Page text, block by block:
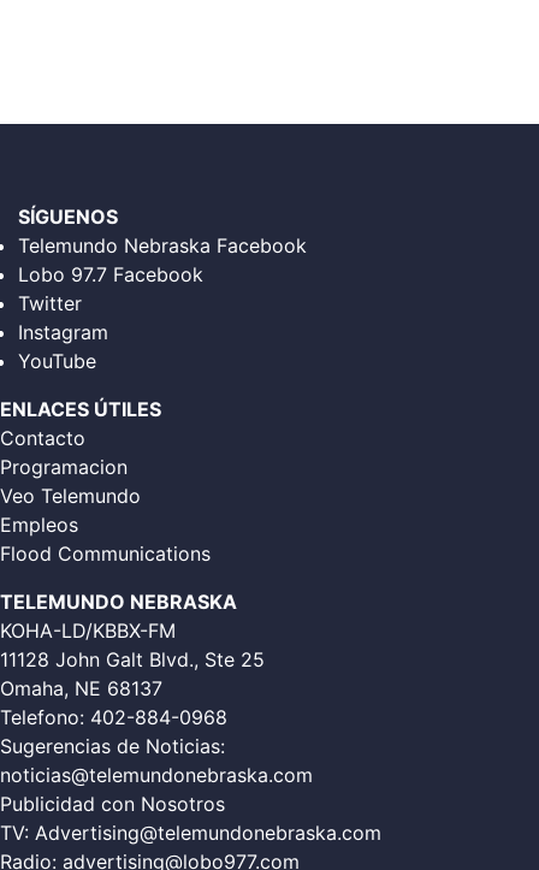
SÍGUENOS
Telemundo Nebraska Facebook
Lobo 97.7 Facebook
Twitter
Instagram
YouTube
ENLACES ÚTILES
Contacto
Programacion
Veo Telemundo
Empleos
Flood Communications
TELEMUNDO NEBRASKA
KOHA-LD/KBBX-FM
11128 John Galt Blvd., Ste 25
Omaha, NE 68137
Telefono: 402-884-0968
Sugerencias de Noticias:
noticias@telemundonebraska.com
Publicidad con Nosotros
TV: Advertising@telemundonebraska.com
Radio: advertising@lobo977.com